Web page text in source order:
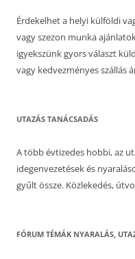
Érdekelhet a helyi külföldi
vagy szezon munka
igyekszünk gyors választ
vagy kedvezményes szállás
UTAZÁS TANÁCSADÁS
A több évtizedes hobbi, az
idegenvezetések és
gyűlt össze. Közlekedés,
FÓRUM TÉMÁK NYARALÁS,